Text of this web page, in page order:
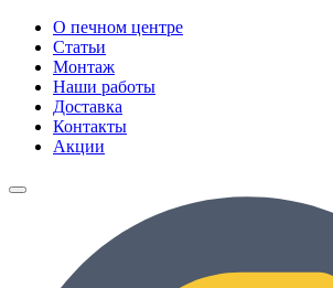
О печном центре
Статьи
Монтаж
Наши работы
Доставка
Контакты
Акции